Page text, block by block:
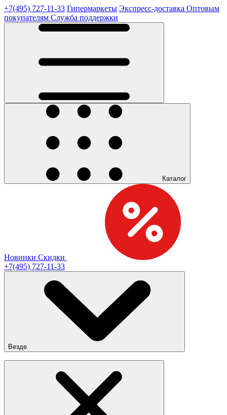
+7(495) 727-11-33 Гипермаркеты Экспресс-доставка Оптовым
покупателям Служба поддержки
Каталог
Новинки Скидки
+7(495) 727-11-33
Везде